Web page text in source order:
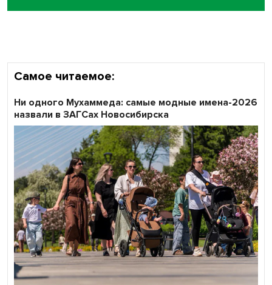
Самое читаемое:
Ни одного Мухаммеда: самые модные имена-2026
назвали в ЗАГСах Новосибирска